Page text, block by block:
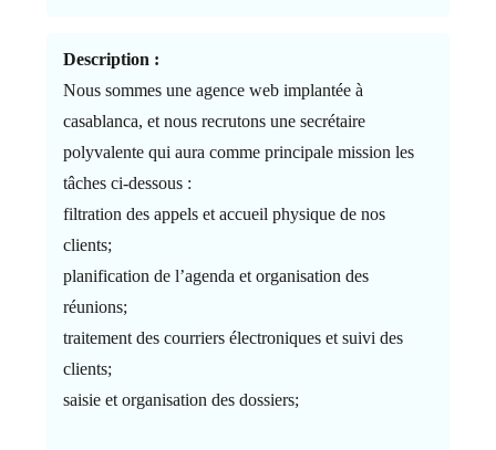
Description :
Nous sommes une agence web implantée à
casablanca, et nous recrutons une secrétaire
polyvalente qui aura comme principale mission les
tâches ci-dessous :
filtration des appels et accueil physique de nos
clients;
planification de l’agenda et organisation des
réunions;
traitement des courriers électroniques et suivi des
clients;
saisie et organisation des dossiers;